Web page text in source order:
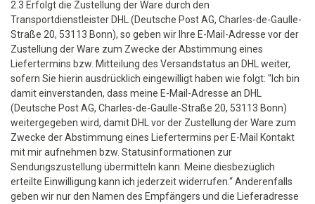
2.3 Erfolgt die Zustellung der Ware durch den
Transportdienstleister DHL (Deutsche Post AG, Charles-de-Gaulle-
Straße 20, 53113 Bonn), so geben wir Ihre E-Mail-Adresse vor der
Zustellung der Ware zum Zwecke der Abstimmung eines
Liefertermins bzw. Mitteilung des Versandstatus an DHL weiter,
sofern Sie hierin ausdrücklich eingewilligt haben wie folgt: "Ich bin
damit einverstanden, dass meine E-Mail-Adresse an DHL
(Deutsche Post AG, Charles-de-Gaulle-Straße 20, 53113 Bonn)
weitergegeben wird, damit DHL vor der Zustellung der Ware zum
Zwecke der Abstimmung eines Liefertermins per E-Mail Kontakt
mit mir aufnehmen bzw. Statusinformationen zur
Sendungszustellung übermitteln kann. Meine diesbezüglich
erteilte Einwilligung kann ich jederzeit widerrufen.“ Anderenfalls
geben wir nur den Namen des Empfängers und die Lieferadresse